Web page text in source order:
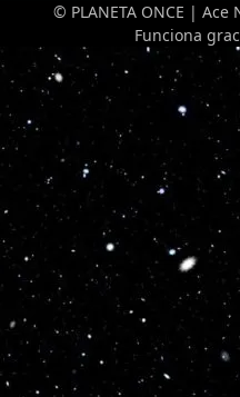
© PLANETA ONCE | Ace
Funciona